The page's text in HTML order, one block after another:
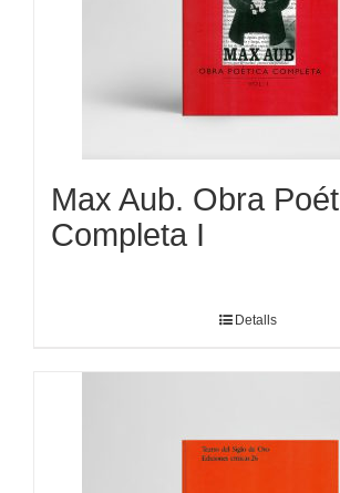
Max Aub. Obra
Completa I
Detalls